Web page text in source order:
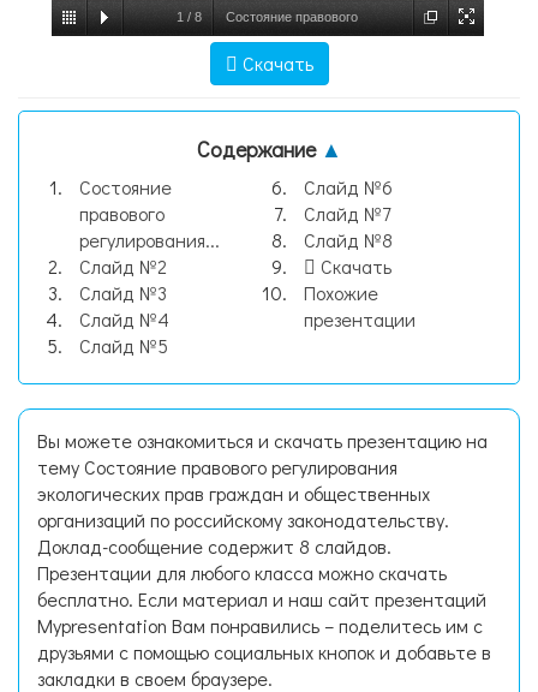
1 / 8 Состояние правового
граждан и общественных организаций по
Скачать
Содержание ▲
Состояние
правового
регулирования...
Слайд №2
Слайд №3
Слайд №4
Слайд №5
Слайд №6
Слайд №7
Слайд №8
Скачать
Похожие
презентации
Вы можете ознакомиться и скачать презентацию на
тему Состояние правового регулирования
экологических прав граждан и общественных
организаций по российскому законодательству.
Доклад-сообщение содержит 8 слайдов.
Презентации для любого класса можно скачать
бесплатно. Если материал и наш сайт презентаций
Mypresentation Вам понравились – поделитесь им с
друзьями с помощью социальных кнопок и добавьте в
закладки в своем браузере.